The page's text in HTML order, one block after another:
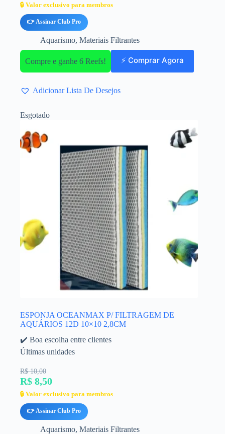
🔒 Valor exclusivo para membros
👉 Assinar Club Pro
Aquarismo, Materiais Filtrantes
Compre e ganhe 6 Reefs! ⚡ Comprar Agora
Adicionar Lista De Desejos
Esgotado
ESPONJA OCEANMAX P/ FILTRAGEM DE
AQUÁRIOS 12D 10×10 2,8CM
✔️ Boa escolha entre clientes
Últimas unidades
R$ 10,00
R$ 8,50
🔒 Valor exclusivo para membros
👉 Assinar Club Pro
Aquarismo, Materiais Filtrantes